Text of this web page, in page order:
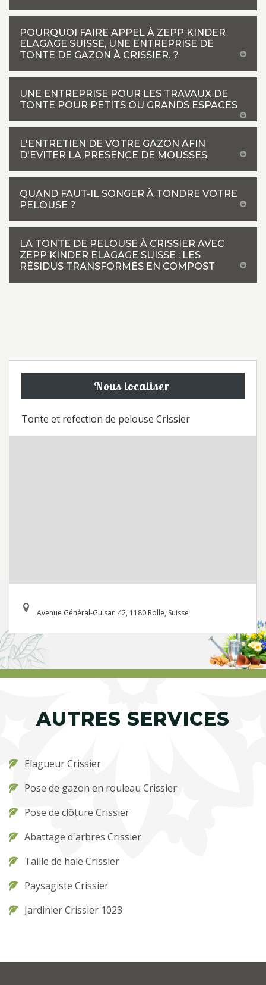
POURQUOI FAIRE APPEL À ZEPP KINDER
ELAGAGE SUISSE, UNE ENTREPRISE DE
TONTE DE GAZON À CRISSIER. ?
UNE ENTREPRISE POUR LES TRAVAUX DE
TONTE POUR PETITS OU GRANDS ESPACES
L'ENTRETIEN DE VOTRE GAZON AFIN
D'EVITER LA PRESENCE DE MOUSSES
QUAND FAUT-IL SONGER À TONDRE VOTRE
PELOUSE ?
LA TONTE DE PELOUSE À CRISSIER AVEC
ZEPP KINDER ELAGAGE SUISSE : LES
RÉSIDUS TRANSFORMÉS EN COMPOST
Nous localiser
Tonte et refection de pelouse Crissier
Avenue Général-Guisan 42, 1180 Rolle, Suisse
AUTRES SERVICES
Elagueur Crissier
Pose de gazon en rouleau Crissier
Pose de clôture Crissier
Abattage d'arbres Crissier
Taille de haie Crissier
Paysagiste Crissier
Jardinier Crissier 1023